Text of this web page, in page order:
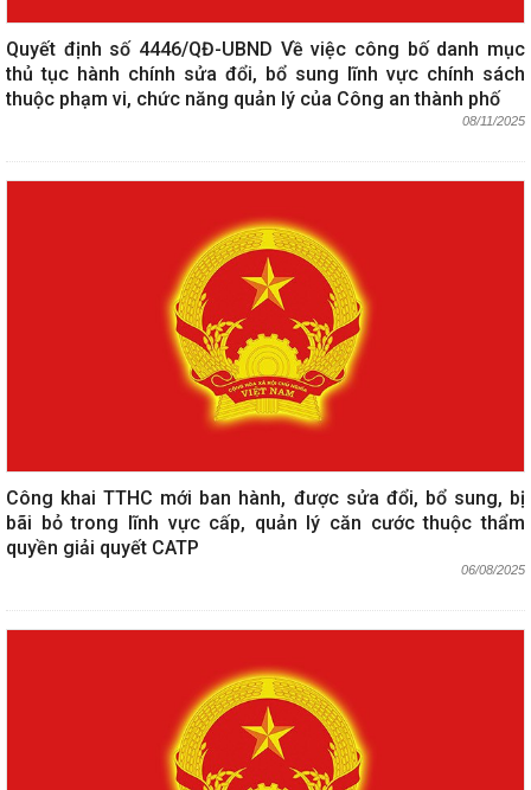
Quyết định số 4446/QĐ-UBND Về việc công bố danh mục
thủ tục hành chính sửa đổi, bổ sung lĩnh vực chính sách
thuộc phạm vi, chức năng quản lý của Công an thành phố
08/11/2025
Công khai TTHC mới ban hành, được sửa đổi, bổ sung, bị
bãi bỏ trong lĩnh vực cấp, quản lý căn cước thuộc thẩm
quyền giải quyết CATP
06/08/2025